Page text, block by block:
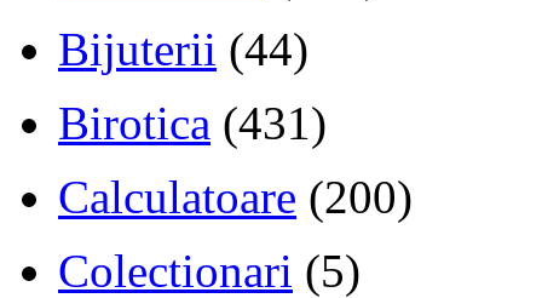
Bijuterii (44)
Birotica (431)
Calculatoare (200)
Colectionari (5)